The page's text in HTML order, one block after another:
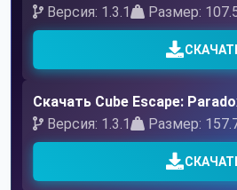
Версия: 1.3.1
Размер:
Скачать Cube Escape:
Версия: 1.3.1
Размер: